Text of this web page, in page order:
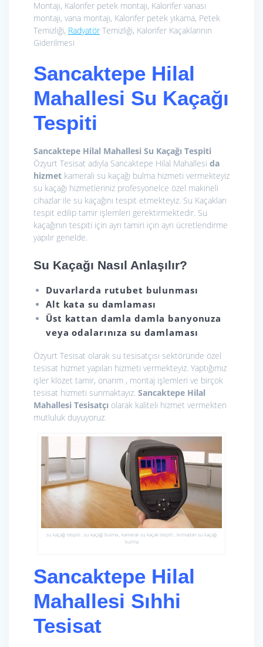
Montajı, Kalorifer petek montajı, Kalorifer vanası
montajı, vana montajı, Kalorifer petek yıkama, Petek
Temizliği, Radyatör Temizliği, Kalorifer Kaçaklarının
Giderilmesi
Sancaktepe Hilal
Mahallesi Su Kaçağı
Tespiti
Sancaktepe Hilal Mahallesi Su Kaçağı Tespiti
Özyurt Tesisat adıyla Sancaktepe Hilal Mahallesi da
hizmet kameralı su kaçağı bulma hizmeti vermekteyiz
su kaçağı hizmetleriniz profesyonelce özel makineli
cihazlar ile su kaçağını tespit etmekteyiz. Su Kaçakları
tespit edilip tamir işlemleri gerektirmektedir. Su
kaçağının tespiti için ayrı tamiri için ayrı ücretlendirme
yapılır genelde.
Su Kaçağı Nasıl Anlaşılır?
Duvarlarda rutubet bulunması
Alt kata su damlaması
Üst kattan damla damla banyonuza
veya odalarınıza su damlaması
Özyurt Tesisat olarak su tesisatçısı sektöründe özel
tesisat hizmet yapıları hizmeti vermekteyiz. Yaptığımız
işler klozet tamir, onarım , montaj işlemleri ve birçok
tesisat hizmeti sunmaktayız. Sancaktepe Hilal
Mahallesi Tesisatçı olarak kaliteli hizmet vermekten
mutluluk duyuyoruz.
su kaçağı tespiti , su kaçağı bulma , kameralı su kaçak tespiti , kırmadan su kaçağı
bulma
Sancaktepe Hilal
Mahallesi Sıhhi
Tesisat